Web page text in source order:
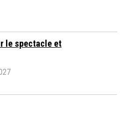
le spectacle et